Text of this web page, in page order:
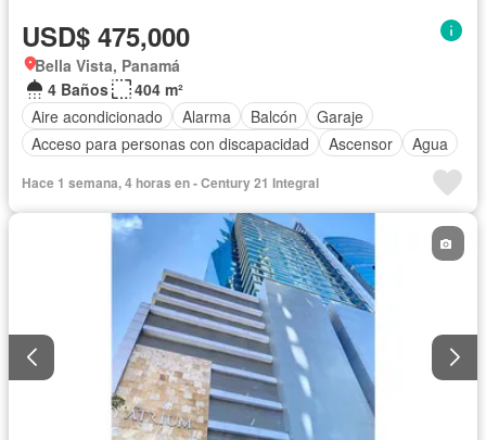
USD$ 475,000
Bella Vista, Panamá
4 Baños
404 m²
Aire acondicionado
Alarma Balcón
Garaje
Acceso para personas con discapacidad
Ascensor Agua
Hace 1 semana, 4 horas en - Century 21 Integral